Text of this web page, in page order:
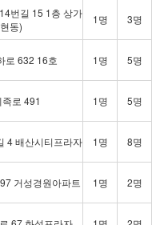
번길 15 1층 상가
동)
1명 3명
로 632 16호 1명 5명
로 491 1명 5명
4 배산시티프라자 1명 8명
거성경원아파트 1명 2명